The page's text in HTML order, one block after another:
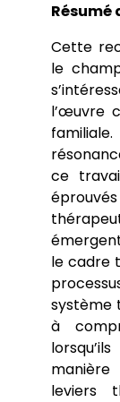
Résumé
Cette
le
l’œuvre
ce
le cadre
système
à
manière
leviers